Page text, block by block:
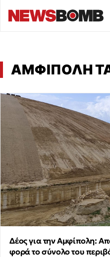
ΑΜΦΙΠΟΛΗ
Δέος για την Αμφίπολη:
φορά το σύνολο του